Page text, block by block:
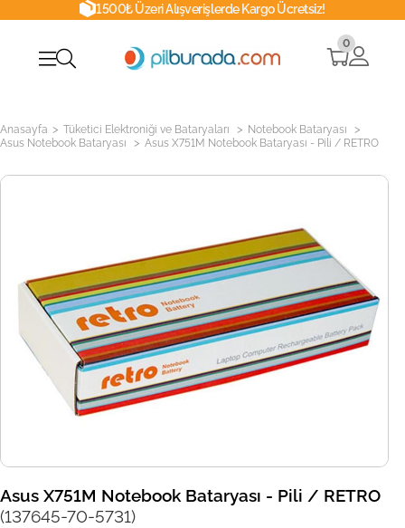
1500₺ Üzeri Alışverişlerde Kargo Ücretsiz!
0
Anasayfa > Tüketici Elektroniği ve Bataryaları > Notebook Bataryası >
Asus Notebook Bataryası > Asus X751M Notebook Bataryası - Pili / RETRO
Asus X751M Notebook Bataryası - Pili / RETRO
(137645-70-5731)